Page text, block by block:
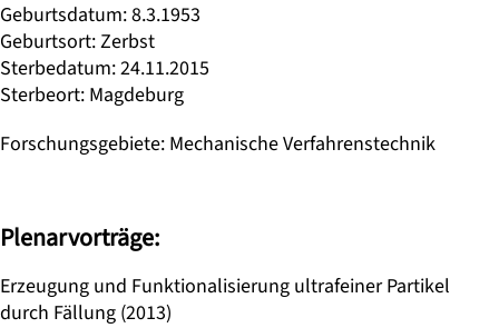
Geburtsdatum:8.3.1953
Geburtsort:Zerbst
Sterbedatum:24.11.2015
Sterbeort: Magdeburg
Forschungsgebiete: Mechanische Verfahrenstechnik
Plenarvorträge:
Erzeugung und Funktionalisierung ultrafeiner Partikel
durch Fällung (2013)